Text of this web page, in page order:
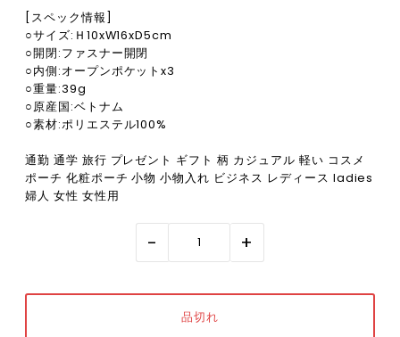
[スペック情報]
○サイズ:Ｈ10xW16xD5cm
○開閉:ファスナー開閉
○内側:オープンポケットx3
○重量:39g
○原産国:ベトナム
○素材:ポリエステル100%
通勤 通学 旅行 プレゼント ギフト 柄 カジュアル 軽い コスメ
ポーチ 化粧ポーチ 小物 小物入れ ビジネス レディース ladies
婦人 女性 女性用
- +